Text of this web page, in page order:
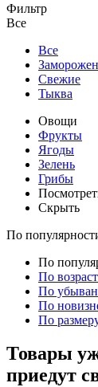
Фильтр
Все
Все
Свежие
Тыква
Овощи
Фрукты
Ягоды
Зелень
Грибы
Скрыть
По
По
По
По
По
По
Товары
приедут